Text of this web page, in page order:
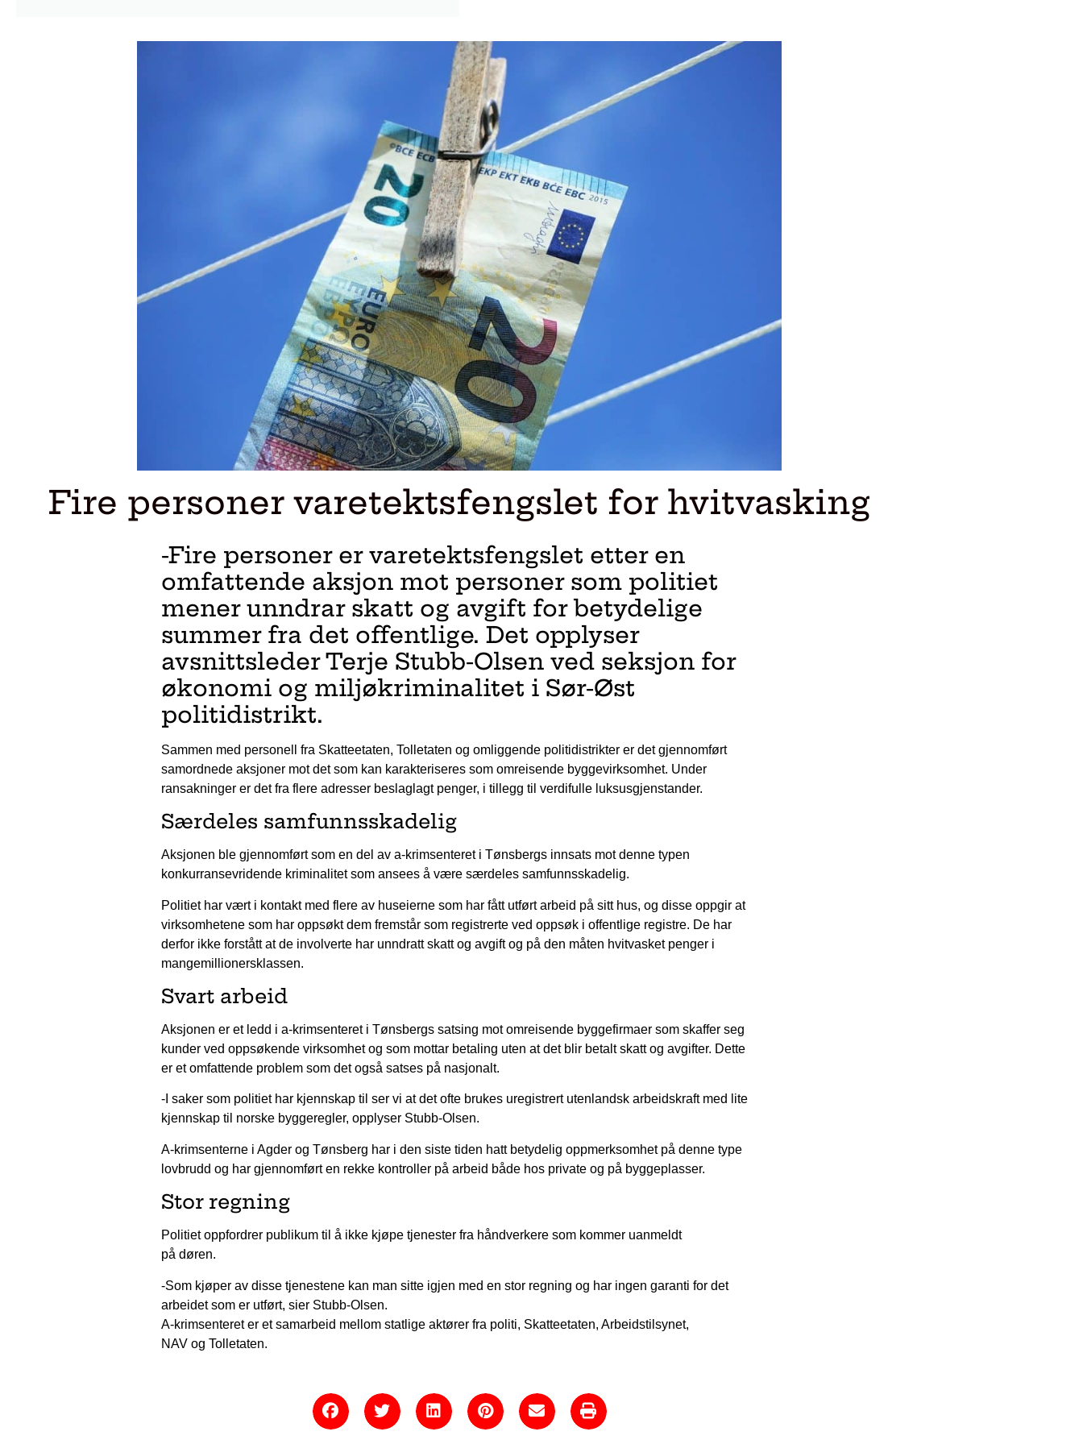
Fire personer varetektsfengslet for hvitvasking
-Fire personer er varetektsfengslet etter en
omfattende aksjon mot personer som politiet
mener unndrar skatt og avgift for betydelige
summer fra det offentlige. Det opplyser
avsnittsleder Terje Stubb-Olsen ved seksjon for
økonomi og miljøkriminalitet i Sør-Øst
politidistrikt.
Sammen med personell fra Skatteetaten, Tolletaten og omliggende politidistrikter er det gjennomført
samordnede aksjoner mot det som kan karakteriseres som omreisende byggevirksomhet. Under
ransakninger er det fra flere adresser beslaglagt penger, i tillegg til verdifulle luksusgjenstander.
Særdeles samfunnsskadelig
Aksjonen ble gjennomført som en del av a-krimsenteret i Tønsbergs innsats mot denne typen
konkurransevridende kriminalitet som ansees å være særdeles samfunnsskadelig.
Politiet har vært i kontakt med flere av huseierne som har fått utført arbeid på sitt hus, og disse oppgir at
virksomhetene som har oppsøkt dem fremstår som registrerte ved oppsøk i offentlige registre. De har
derfor ikke forstått at de involverte har unndratt skatt og avgift og på den måten hvitvasket penger i
mangemillionersklassen.
Svart arbeid
Aksjonen er et ledd i a-krimsenteret i Tønsbergs satsing mot omreisende byggefirmaer som skaffer seg
kunder ved oppsøkende virksomhet og som mottar betaling uten at det blir betalt skatt og avgifter. Dette
er et omfattende problem som det også satses på nasjonalt.
-I saker som politiet har kjennskap til ser vi at det ofte brukes uregistrert utenlandsk arbeidskraft med lite
kjennskap til norske byggeregler, opplyser Stubb-Olsen.
A-krimsenterne i Agder og Tønsberg har i den siste tiden hatt betydelig oppmerksomhet på denne type
lovbrudd og har gjennomført en rekke kontroller på arbeid både hos private og på byggeplasser.
Stor regning
Politiet oppfordrer publikum til å ikke kjøpe tjenester fra håndverkere som kommer uanmeldt
på døren.
-Som kjøper av disse tjenestene kan man sitte igjen med en stor regning og har ingen garanti for det
arbeidet som er utført, sier Stubb-Olsen.
A-krimsenteret er et samarbeid mellom statlige aktører fra politi, Skatteetaten, Arbeidstilsynet,
NAV og Tolletaten.